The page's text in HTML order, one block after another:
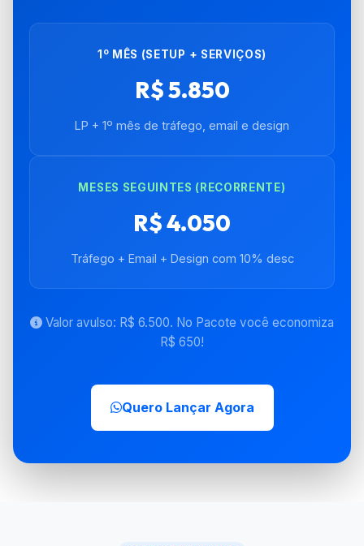
1º MÊS (SETUP + SERVIÇOS)
R$ 5.850
LP + 1º mês de tráfego, email e design
MESES SEGUINTES (RECORRENTE)
R$ 4.050
Tráfego + Email + Design com 10% desc
Valor avulso: R$ 6.500. No Pacote você economiza
R$ 650!
Quero Lançar Agora